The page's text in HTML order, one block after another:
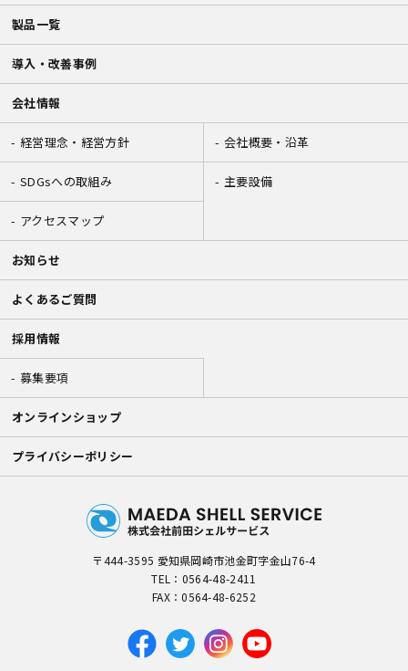
製品一覧
導入・改善事例
会社情報
経営理念・経営方針 会社概要・沿革
SDGsへの取組み 主要設備
アクセスマップ
お知らせ
よくあるご質問
採用情報
募集要項
オンラインショップ
プライバシーポリシー
〒444-3595 愛知県岡崎市池金町字金山76-4
TEL： 0564-48-2411
FAX：0564-48-6252